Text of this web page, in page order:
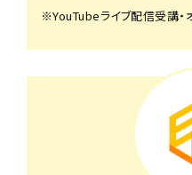
※YouTubeライブ配信受講